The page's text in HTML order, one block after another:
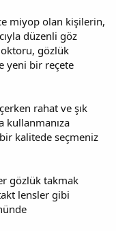
miyop olan kişilerin,
düzenli göz
gözlük
yeni bir reçete
rahat ve şık
kullanmanıza
kalitede seçmeniz
gözlük takmak
lensler gibi